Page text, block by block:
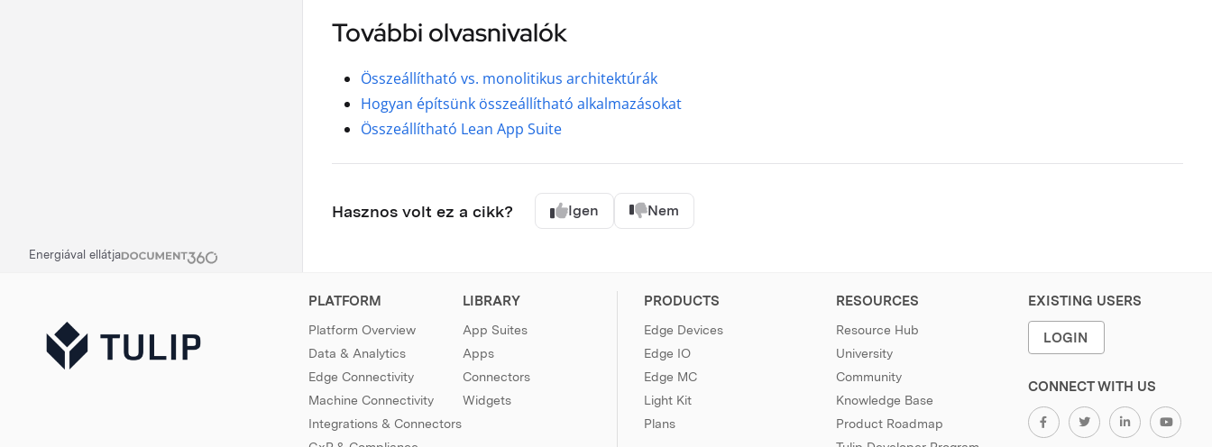
Energiával ellátja
További olvasnivalók
Összeállítható vs. monolitikus architektúrák
Hogyan építsünk összeállítható alkalmazásokat
Összeállítható Lean App Suite
Hasznos volt ez a cikk? Igen Nem
PLATFORM
Platform Overview
Data & Analytics
Edge Connectivity
Machine Connectivity
Integrations & Connectors
LIBRARY
App Suites
Apps
Connectors
Widgets
PRODUCTS
Edge Devices
Edge IO
Edge MC
Light Kit
Plans
RESOURCES
Resource Hub
University
Community
Knowledge Base
Product Roadmap
EXISTING USERS
LOGIN
CONNECT WITH US